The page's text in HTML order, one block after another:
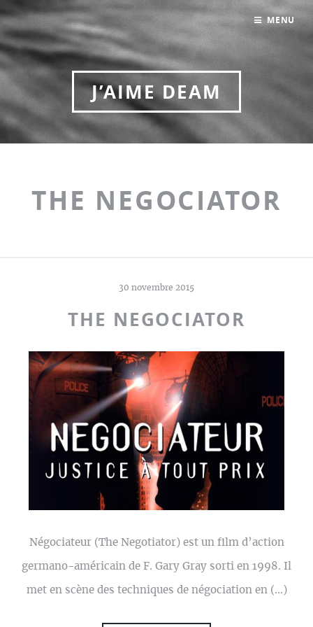
J’AIME DEAM
THE NEGOCIATOR
30 novembre 2015
THE NEGOCIATOR
Négociateur (The Negotiator) est un film d’action
germano-américain de F. Gary Gray sorti en 1998. Il
met en scène des techniques de négociation en (…)
MENU